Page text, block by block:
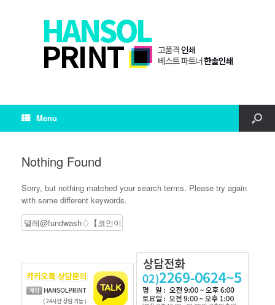
Menu
Nothing Found
Sorry, but nothing matched your search terms. Please try again
with some different keywords.
Search